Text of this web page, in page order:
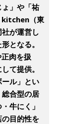
」や「祐
kitchen（東
が運営し
となる。
肉を扱
て提供。
ル」とい
合型の居
牛にく」
目的性を